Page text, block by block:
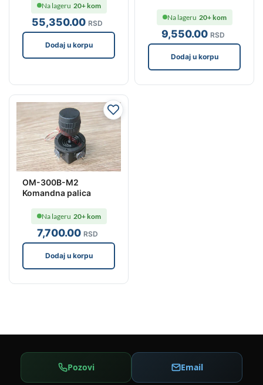
55,350.00 RSD
Na lageru 20+ kom
Dodaj u korpu
9,550.00 RSD
Na lageru 20+ kom
Dodaj u korpu
OM-300B-M2
Komandna palica
7,700.00 RSD
Na lageru 20+ kom
Dodaj u korpu
Pozovi Email